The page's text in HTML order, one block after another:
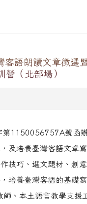
語朗讀文章徵選
（北部場）
第1150056757A號函
及培養臺灣客語文章
技巧、選文題材、創
培養臺灣客語的基礎寫
、本土語言教學支援